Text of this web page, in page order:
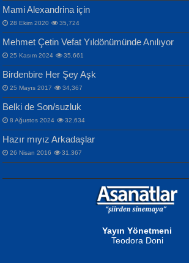
MAHMUT GÜRBÜZ
İbrahim Olmak ve Bitirebilmek...
NURAN KÖSE BAYDAR
Songül Özel
Mahzen...
Ben Deniz Değilim ki...
NAZIM HİKMET RAN
Bir Cezaevinde, Tecritteki Adamın
Mektupları...
Mami Alexandrina için
28 Ekim 2020 35,724
Mehmet Çetin Vefat Yıldönümünde Anılıyor
25 Kasım 2024 35,661
Birdenbire Her Şey Aşk
25 Mayıs 2017 34,367
Belki de Son/suzluk
8 Ağustos 2024 32,634
Hazır mıyız Arkadaşlar
26 Nisan 2016 31,367
Yayın Yönetmeni
Teodora Doni